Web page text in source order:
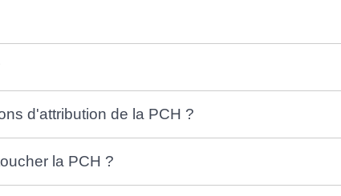
d'attribution de la PCH ?
la PCH ?